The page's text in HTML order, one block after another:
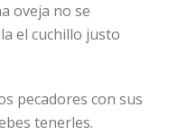
oveja no se
el cuchillo justo
pecadores con sus
tenerles.